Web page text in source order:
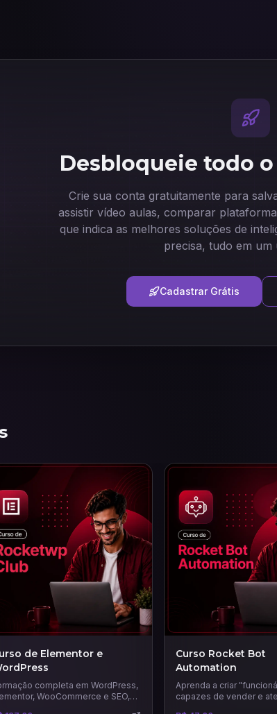
Desbloqueie todo
Crie sua conta gratuitamente para
assistir vídeo aulas, comparar
que indica as melhores soluções de
precisa, tudo em um
Cadastrar Grátis
de Elementor e
completa em WordPress,
WooCommerce e SEO,
Curso Rocket Bot
Automation
Aprenda a criar
capazes de vender e